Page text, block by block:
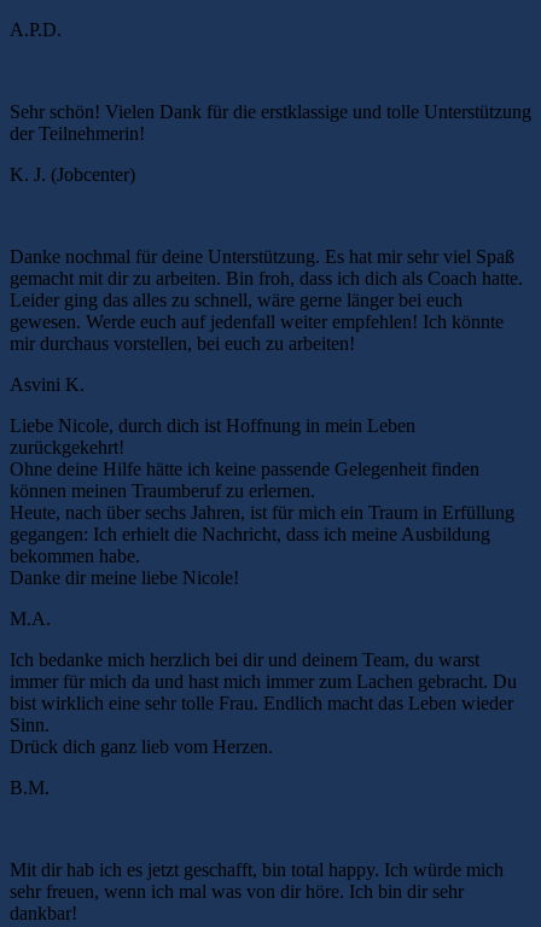
A.P.D.
Sehr schön! Vielen Dank für die erstklassige und tolle Unterstützung
der Teilnehmerin!
K. J. (Jobcenter)
Danke nochmal für deine Unterstützung. Es hat mir sehr viel Spaß
gemacht mit dir zu arbeiten. Bin froh, dass ich dich als Coach hatte.
Leider ging das alles zu schnell, wäre gerne länger bei euch
gewesen. Werde euch auf jedenfall weiter empfehlen! Ich könnte
mir durchaus vorstellen, bei euch zu arbeiten!
Asvini K.
Liebe Nicole, durch dich ist Hoffnung in mein Leben
zurückgekehrt!
Ohne deine Hilfe hätte ich keine passende Gelegenheit finden
können meinen Traumberuf zu erlernen.
Heute, nach über sechs Jahren, ist für mich ein Traum in Erfüllung
gegangen: Ich erhielt die Nachricht, dass ich meine Ausbildung
bekommen habe.
Danke dir meine liebe Nicole!
M.A.
Ich bedanke mich herzlich bei dir und deinem Team, du warst
immer für mich da und hast mich immer zum Lachen gebracht. Du
bist wirklich eine sehr tolle Frau. Endlich macht das Leben wieder
Sinn.
Drück dich ganz lieb vom Herzen.
B.M.
Mit dir hab ich es jetzt geschafft, bin total happy. Ich würde mich
sehr freuen, wenn ich mal was von dir höre. Ich bin dir sehr
dankbar!